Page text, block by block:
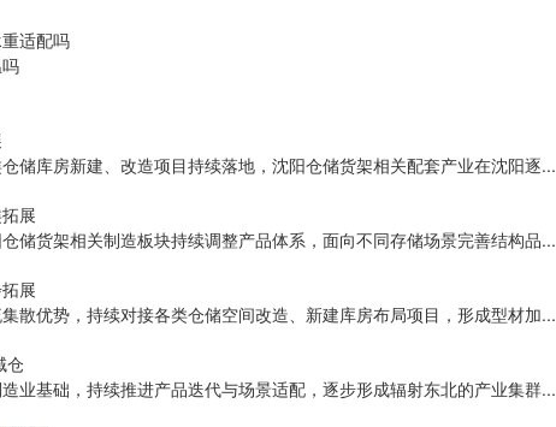
适配吗
储库房新建、改造项目持续落地，沈阳仓储货架相关配套产业在沈阳逐...
展
储货架相关制造板块持续调整产品体系，面向不同存储场景完善结构品...
展
散优势，持续对接各类仓储空间改造、新建库房布局项目，形成型材加...
仓
业基础，持续推进产品迭代与场景适配，逐步形成辐射东北的产业集群...